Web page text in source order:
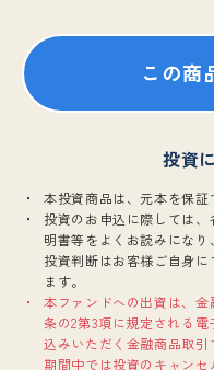
この商
投資
本投資商品は、元本を保証
投資のお申込に際しては
明書等をよくお読みになり
投資判断はお客様ご自身
ます。
本ファンドへの出資は、
条の2第3項に規定される
込みいただく金融商品取
期間中では投資のキャン